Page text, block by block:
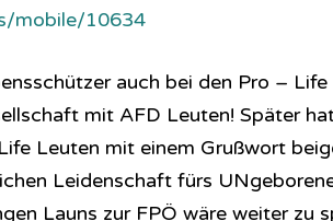
mobile/10634
auch bei den Pro –
mit AFD Leuten! Später
Leuten mit einem Grußwort
Leidenschaft fürs
Launs zur FPÖ wäre weiter zu